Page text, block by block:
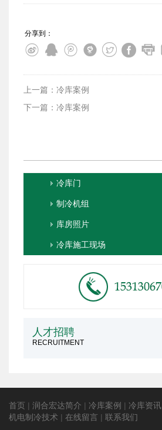
分享到：
上一篇：冷库案例
下一篇：冷库案例
冷库门
制冷机组
库房照片
冷库施工现场
人才招聘
RECRUITMENT
首页 | 润合宏达简介 | 冷库案例 | 冷库资讯
机电制冷技术 | 在线留言 | 联系我们